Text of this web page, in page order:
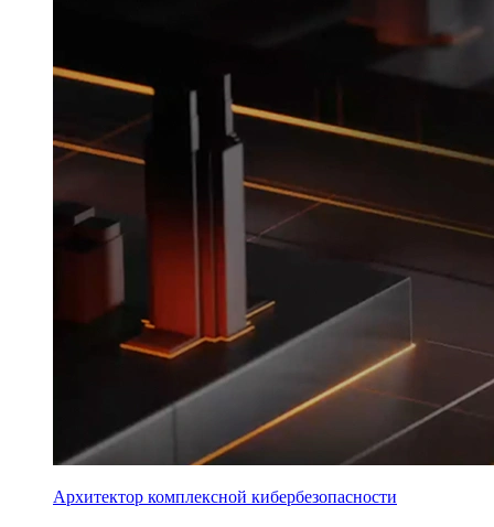
Архитектор комплексной кибербезопасности